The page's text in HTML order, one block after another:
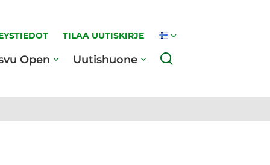
TILAA UUTISKIRJE
Open Uutishuone